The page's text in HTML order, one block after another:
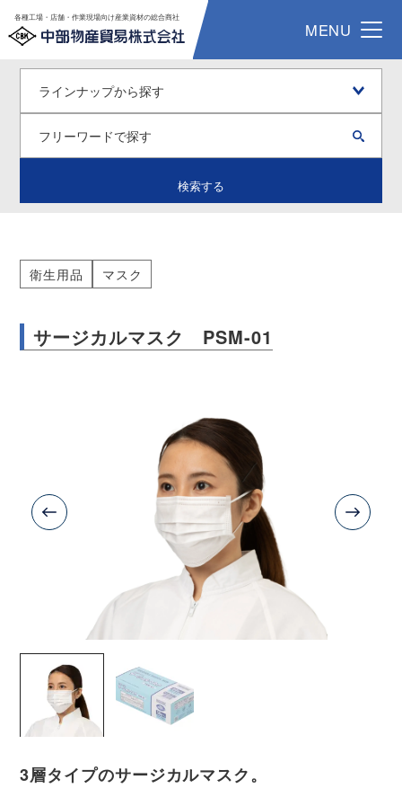
各種工場・店舗・作業現場向け産業資材の総合商社
MENU
検索する
衛生用品 マスク
サージカルマスク PSM-01
3層タイプのサージカルマスク。